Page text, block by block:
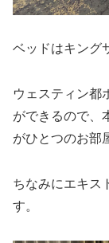
ベッドはキング
ウェスティン都
ができるので、
がひとつのお部
ちなみにエキス
す。